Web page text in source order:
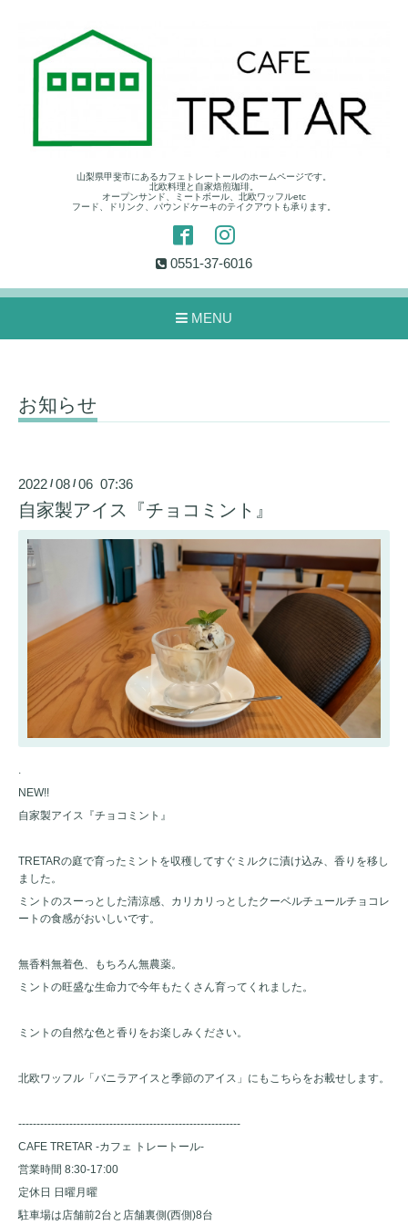
山梨県甲斐市にあるカフェトレートールのホームページです。
北欧料理と自家焙煎珈琲。
オープンサンド、ミートボール、北欧ワッフルetc
フード、ドリンク、パウンドケーキのテイクアウトも承ります。
0551-37-6016
MENU
お知らせ
2022 /08 /06 07:36
自家製アイス『チョコミント』
.
NEW!!
自家製アイス『チョコミント』
TRETARの庭で育ったミントを収穫してすぐミルクに漬け込み、香りを移し
ました。
ミントのスーっとした清涼感、カリカリっとしたクーベルチュールチョコレ
ートの食感がおいしいです。
無香料無着色、もちろん無農薬。
ミントの旺盛な生命力で今年もたくさん育ってくれました。
ミントの自然な色と香りをお楽しみください。
北欧ワッフル「バニラアイスと季節のアイス」にもこちらをお載せします。
-------------------------------------------------------------
CAFE TRETAR -カフェ トレートール-
営業時間 8:30-17:00
定休日 日曜月曜
駐車場は店舗前2台と店舗裏側(西側)8台